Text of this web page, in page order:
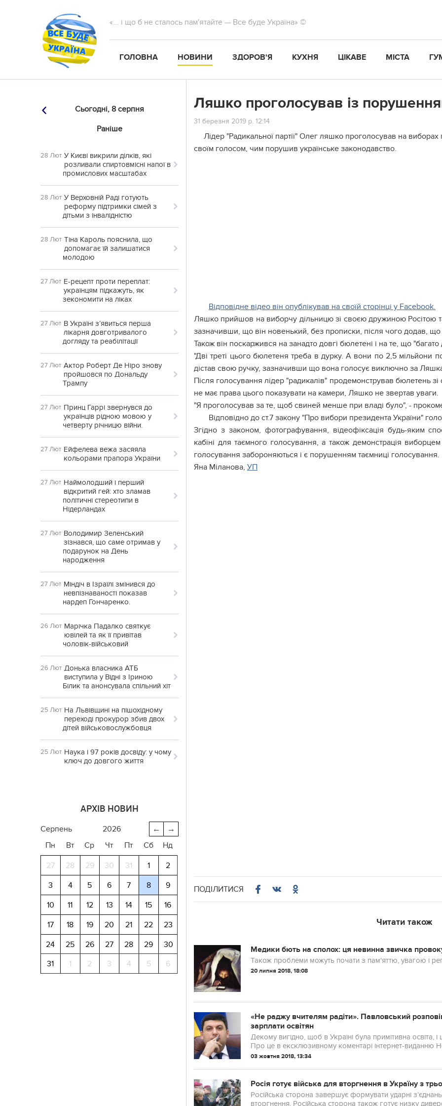
«... і що б не сталось пам'ятайте — Все буде Україна» ©
ГОЛОВНА НОВИНИ ЗДОРОВ'Я КУХНЯ ЦІКАВЕ МІСТА
Сьогодні, 8 серпня
Раніше
28 Лют У Києві викрили ділків, які
розливали спиртовмісні напої в
промислових масштабах
28 Лют У Верховній Раді готують
реформу підтримки сімей з
дітьми з інвалідністю
28 Лют Тіна Кароль пояснила, що
допомагає їй залишатися
молодою
27 Лют Е-рецепт проти переплат:
українцям підкажуть, як
зекономити на ліках
27 Лют В Україні з’явиться перша
лікарня довготривалого
догляду та реабілітації
27 Лют Актор Роберт Де Ніро знову
пройшовся по Дональду
Трампу
27 Лют Принц Гаррі звернувся до
українців рідною мовою у
четверту річницю війни.
27 Лют Ейфелева вежа засяяла
кольорами прапора України
27 Лют Наймолодший і перший
відкритий гей: хто зламав
політичні стереотипи в
Нідерландах
27 Лют Володимир Зеленський
зізнався, що саме отримав у
подарунок на День
народження
27 Лют Міндіч в Ізраїлі змінився до
невпізнаваності показав
нардеп Гончаренко.
26 Лют Марічка Падалко святкує
ювілей та як її привітав
чоловік-військовий
26 Лют Донька власника АТБ
виступила у Відні з Іриною
Білик та анонсувала спільний хіт
25 Лют На Львівщині на пішохідному
переході прокурор збив двох
дітей військовослужбовця
25 Лют Наука і 97 років досвіду: у чому
ключ до довгого життя
АРХІВ НОВИН
→
←
серпень
2026
Пн
Вт Ср Чт Пт Сб Нд
27 28 29 30 31 1
2
3
4 5 6 7 8
9
10
11 12 13 14 15
16
17
18 19 20 21 22
23
24
25 26 27 28 29
30
31
1 2 3 4 5 6
Ляшко проголосував із
31 березня 2019 р. 12:14
Лідер "Радикальної партії" Олег ляшко проголосував на
своїм голосом, чим порушив українське законодавство.
Відповідне відео він опублікував на своїй сторінці у Facebook.
Ляшко прийшов на виборчу дільницю зі своєю дружиною Росітою
зазначивши, що він новенький, без прописки, після чого додав, що
Також він поскаржився на занадто довгі бюлетені і на те, що
"Дві треті цього бюлетеня треба в дурку. А вони по 2,5 мільйони
дістав свою ручку, зазначивши що вона голосує виключно за
Після голосування лідер "радикалів" продемонстрував бюлетень
не має права цього показувати на камери, Ляшко не звертав уваги.
"Я проголосував за те, щоб свиней менше при владі було", -
Відповідно до ст.7 закону "Про вибори президента України"
Згідно з законом, фотографування, відеофіксація будь-яким
кабіні для таємного голосування, а також демонстрація
голосування забороняються і є порушенням таємниці голосування.
Яна Міланова, УП
ПОДІЛИТИСЯ
Читати також
Медики бють на сполох: ця невинна звичка
Також проблеми можуть почати з пам'яттю, увагою і
20 липня 2018, 18:08
«Не раджу вчителям радіти». Павловський
зарплати освітян
Декому вигідно, щоб в Україні була примітивна освіта,
Про це в ексклюзивному коментарі інтернет-виданню
03 жовтня 2018, 13:34
Росія готує війська для вторгнення в Україну з
Російська сторона завершує формувати ударні
вторгнення. Російська сторона також готує низку